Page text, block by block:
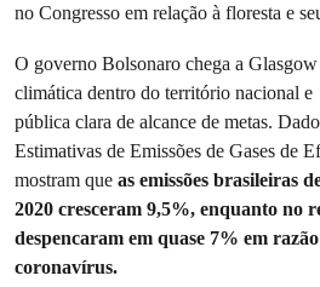
no Congresso em relação à floresta e
O governo Bolsonaro chega a
climática dentro do território nacional
pública clara de alcance de metas.
Estimativas de Emissões de Gases de
mostram que as emissões brasileiras
2020 cresceram 9,5%, enquanto no
despencaram em quase 7% em
coronavírus.